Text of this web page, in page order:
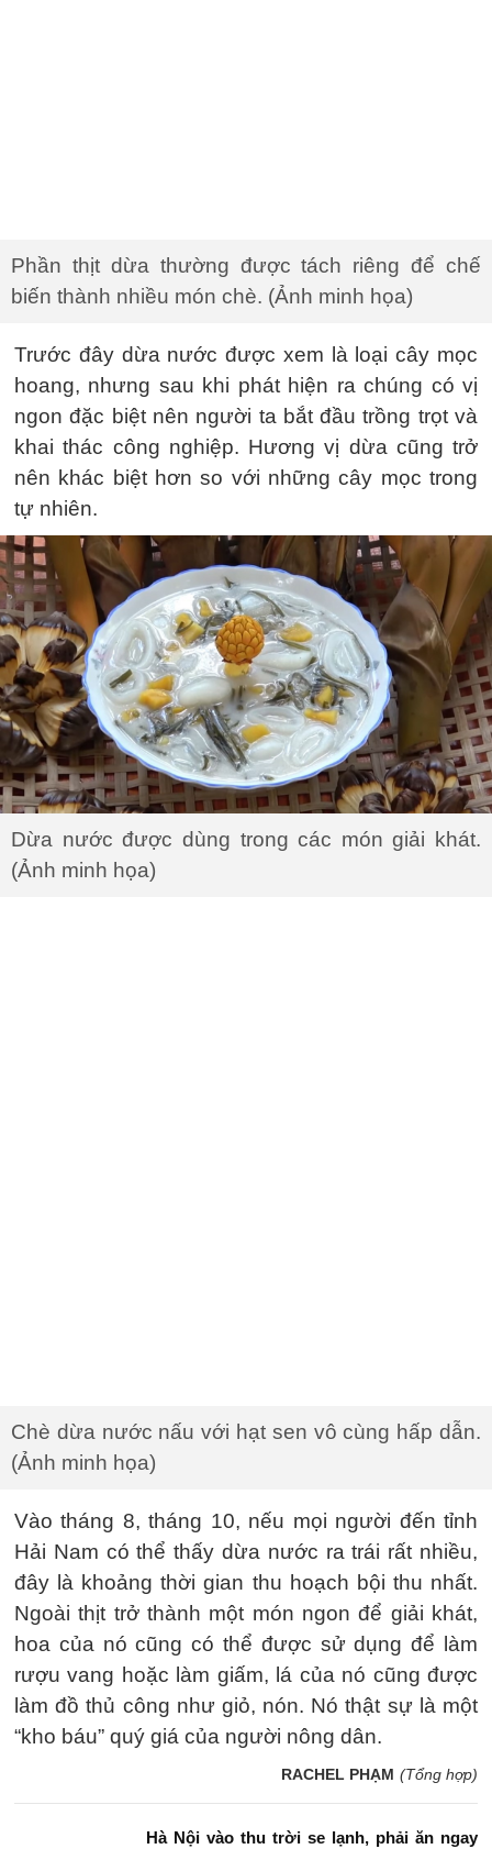
Phần thịt dừa thường được tách riêng để chế
biến thành nhiều món chè. (Ảnh minh họa)
Trước đây dừa nước được xem là loại cây mọc
hoang, nhưng sau khi phát hiện ra chúng có vị
ngon đặc biệt nên người ta bắt đầu trồng trọt và
khai thác công nghiệp. Hương vị dừa cũng trở
nên khác biệt hơn so với những cây mọc trong
tự nhiên.
Dừa nước được dùng trong các món giải khát.
(Ảnh minh họa)
Chè dừa nước nấu với hạt sen vô cùng hấp dẫn.
(Ảnh minh họa)
Vào tháng 8, tháng 10, nếu mọi người đến tỉnh
Hải Nam có thể thấy dừa nước ra trái rất nhiều,
đây là khoảng thời gian thu hoạch bội thu nhất.
Ngoài thịt trở thành một món ngon để giải khát,
hoa của nó cũng có thể được sử dụng để làm
rượu vang hoặc làm giấm, lá của nó cũng được
làm đồ thủ công như giỏ, nón. Nó thật sự là một
“kho báu” quý giá của người nông dân.
RACHEL PHẠM (Tổng hợp)
Hà Nội vào thu trời se lạnh, phải ăn ngay